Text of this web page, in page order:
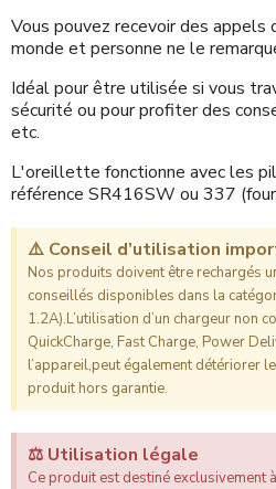
Vous pouvez recevoir des appels
monde et personne ne le
Idéal pour être utilisée si vous
sécurité ou pour profiter des
etc.
L'oreillette fonctionne avec les
référence SR416SW ou 337
⚠️ Conseil d’utilisation
Nos produits doivent être rechargés
conseillés disponibles dans la
1.2A).L’utilisation d’un chargeur non
QuickCharge, Fast Charge, Power
l’appareil,peut également détériorer
produit hors garantie.
⚖️ Utilisation légale
Ce produit est destiné exclusivement